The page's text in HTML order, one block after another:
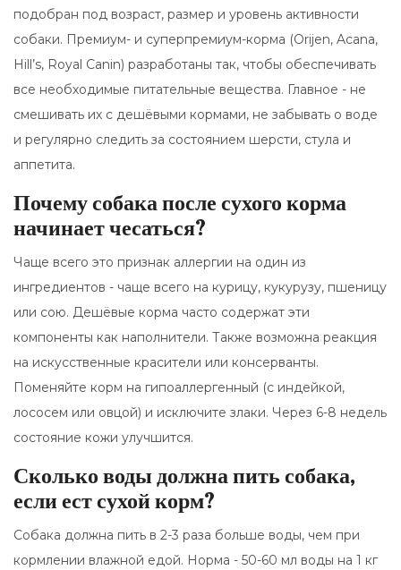
подобран под возраст, размер и уровень активности
собаки. Премиум- и суперпремиум-корма (Orijen, Acana,
Hill’s, Royal Canin) разработаны так, чтобы обеспечивать
все необходимые питательные вещества. Главное - не
смешивать их с дешёвыми кормами, не забывать о воде
и регулярно следить за состоянием шерсти, стула и
аппетита.
Почему собака после сухого корма
начинает чесаться?
Чаще всего это признак аллергии на один из
ингредиентов - чаще всего на курицу, кукурузу, пшеницу
или сою. Дешёвые корма часто содержат эти
компоненты как наполнители. Также возможна реакция
на искусственные красители или консерванты.
Поменяйте корм на гипоаллергенный (с индейкой,
лососем или овцой) и исключите злаки. Через 6-8 недель
состояние кожи улучшится.
Сколько воды должна пить собака,
если ест сухой корм?
Собака должна пить в 2-3 раза больше воды, чем при
кормлении влажной едой. Норма - 50-60 мл воды на 1 кг